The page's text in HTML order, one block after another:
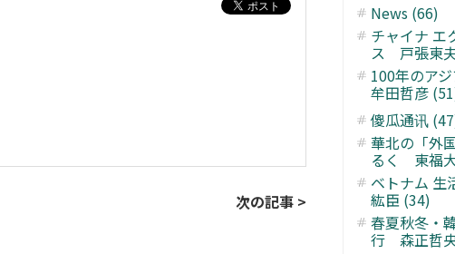
次の記事 >
News (66)
チャイナ エ
ス 戸張東
100年のア
牟田哲彦
傻瓜通讯
華北の「外
るく 東福
ベトナム
紘臣 (34)
春夏秋冬・
行 森正哲